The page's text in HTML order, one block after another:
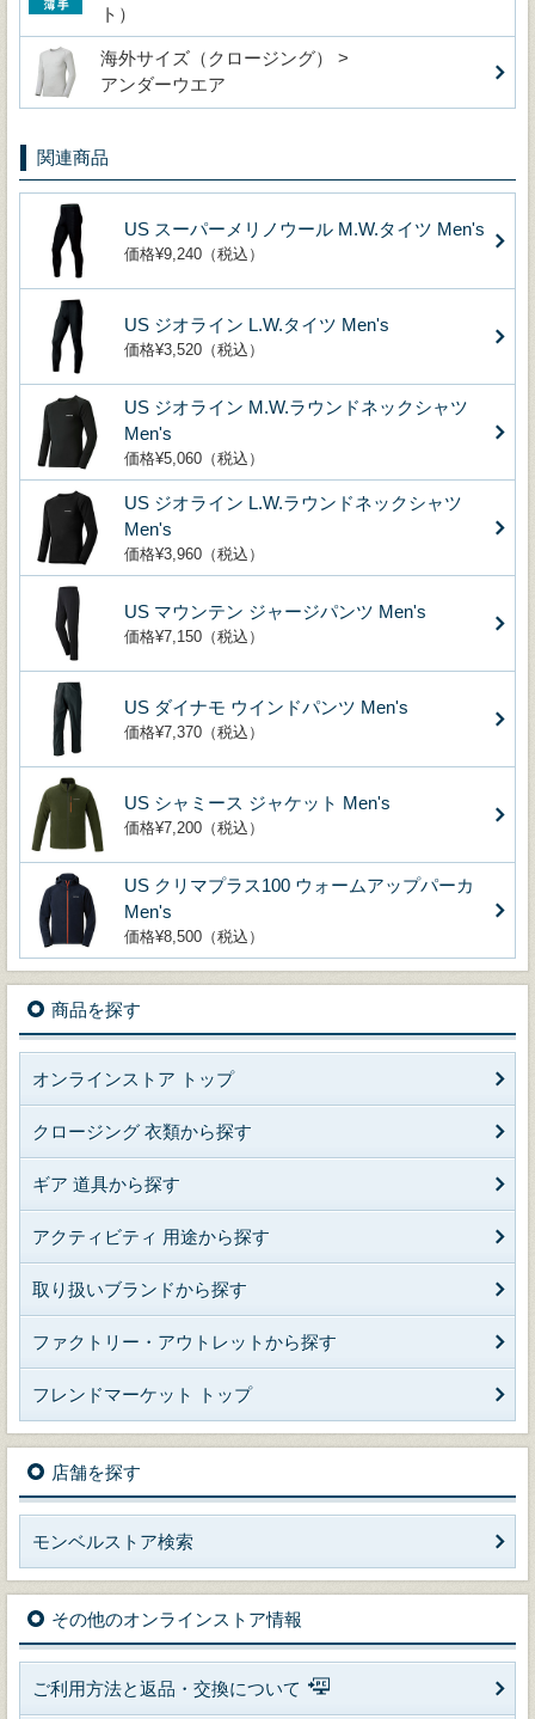
ト）
海外サイズ（クロージング） >
アンダーウエア
関連商品
US スーパーメリノウール M.W.タイツ Men's
価格¥9,240（税込）
US ジオライン L.W.タイツ Men's
価格¥3,520（税込）
US ジオライン M.W.ラウンドネックシャツ
Men's
価格¥5,060（税込）
US ジオライン L.W.ラウンドネックシャツ
Men's
価格¥3,960（税込）
US マウンテン ジャージパンツ Men's
価格¥7,150（税込）
US ダイナモ ウインドパンツ Men's
価格¥7,370（税込）
US シャミース ジャケット Men's
価格¥7,200（税込）
US クリマプラス100 ウォームアップパーカ
Men's
価格¥8,500（税込）
商品を探す
オンラインストア トップ
クロージング 衣類から探す
ギア 道具から探す
アクティビティ 用途から探す
取り扱いブランドから探す
ファクトリー・アウトレットから探す
フレンドマーケット トップ
店舗を探す
モンベルストア検索
その他のオンラインストア情報
ご利用方法と返品・交換について